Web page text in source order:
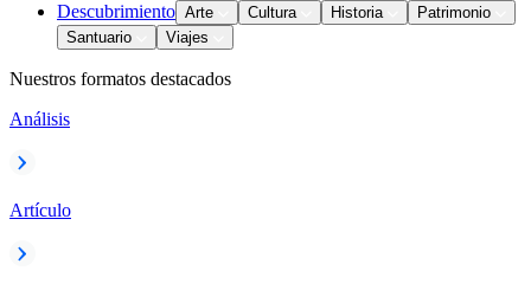
Descubrimiento Arte Cultura Historia
Patrimonio
Santuario
Viajes
Nuestros formatos destacados
Análisis
Artículo